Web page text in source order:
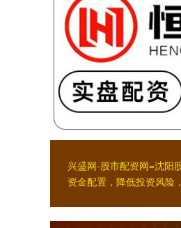
兴盛网-股市配资网=沈阳
资金配置，降低投资风险